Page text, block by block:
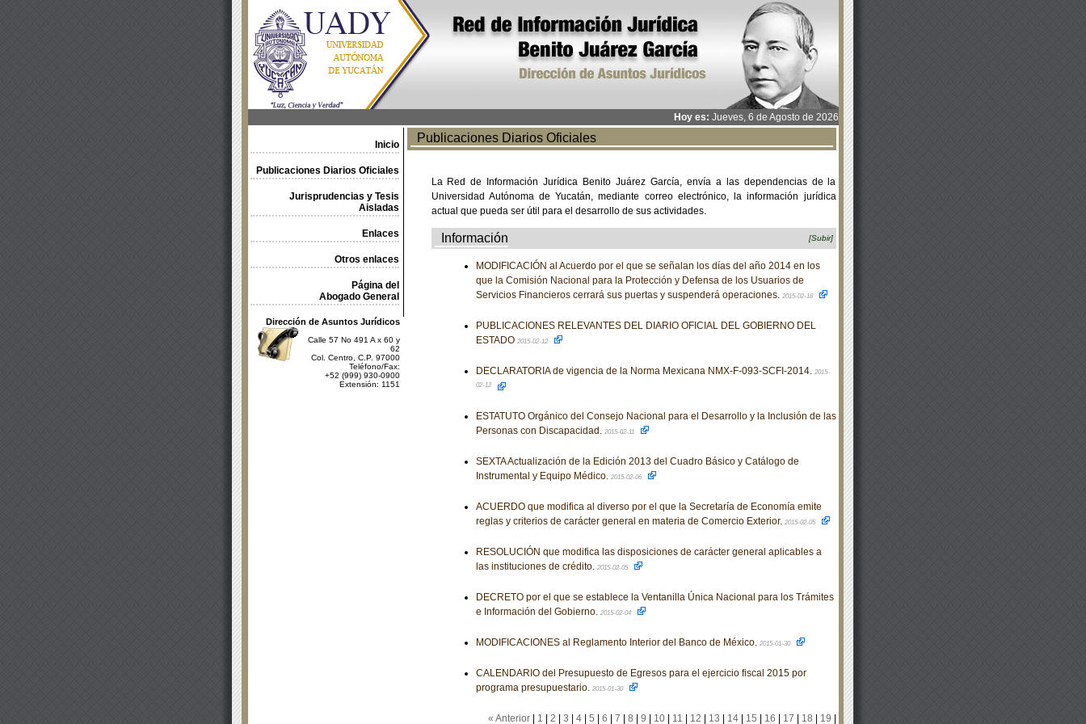
Hoy es: Jueves, 6 de Agosto de 2026
Inicio
Publicaciones Diarios Oficiales
Jurisprudencias y Tesis
Aisladas
Enlaces
Otros enlaces
Página del
Abogado General
Dirección de Asuntos Jurídicos
Calle 57 No 491 A x 60 y
62
Col. Centro, C.P. 97000
Teléfono/Fax:
+52 (999) 930-0900
Extensión: 1151
Publicaciones Diarios Oficiales
La Red de Información Jurídica Benito Juárez García, envía a las dependencias de la
Universidad Autónoma de Yucatán, mediante correo electrónico, la información jurídica
actual que pueda ser útil para el desarrollo de sus actividades.
Información [Subir]
MODIFICACIÓN al Acuerdo por el que se señalan los días del año 2014 en los
que la Comisión Nacional para la Protección y Defensa de los Usuarios de
Servicios Financieros cerrará sus puertas y suspenderá operaciones. 2015-02-18
PUBLICACIONES RELEVANTES DEL DIARIO OFICIAL DEL GOBIERNO DEL
ESTADO 2015-02-12
DECLARATORIA de vigencia de la Norma Mexicana NMX-F-093-SCFI-2014. 2015-
02-12
ESTATUTO Orgánico del Consejo Nacional para el Desarrollo y la Inclusión de las
Personas con Discapacidad. 2015-02-11
SEXTA Actualización de la Edición 2013 del Cuadro Básico y Catálogo de
Instrumental y Equipo Médico. 2015-02-06
ACUERDO que modifica al diverso por el que la Secretaría de Economía emite
reglas y criterios de carácter general en materia de Comercio Exterior. 2015-02-05
RESOLUCIÓN que modifica las disposiciones de carácter general aplicables a
las instituciones de crédito. 2015-02-05
DECRETO por el que se establece la Ventanilla Única Nacional para los Trámites
e Información del Gobierno. 2015-02-04
MODIFICACIONES al Reglamento Interior del Banco de México. 2015-01-30
CALENDARIO del Presupuesto de Egresos para el ejercicio fiscal 2015 por
programa presupuestario. 2015-01-30
« Anterior| 1 2 3 4| 5 6 7 8 9 10| 11 12 13 14| 15 16 17 18 19